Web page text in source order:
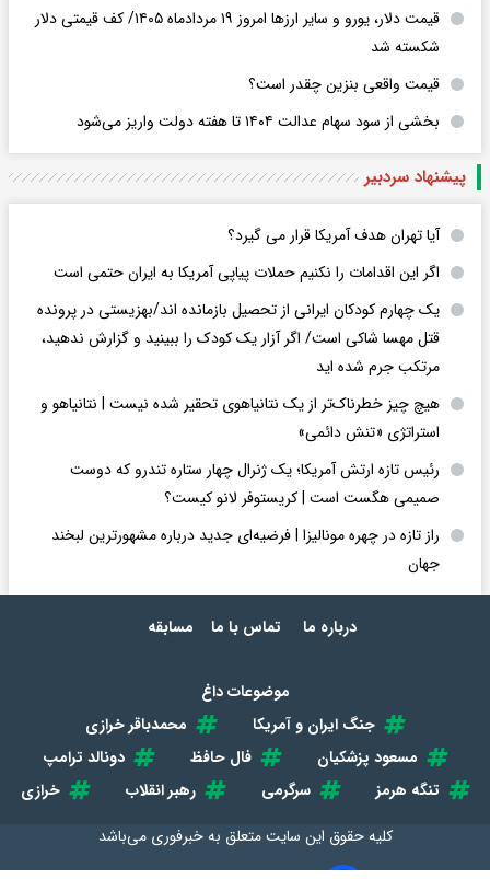
قیمت دلار، یورو و سایر ارزها امروز ۱۹ مردادماه ۱۴۰۵/ کف قیمتی دلار
شکسته شد
قیمت واقعی بنزین چقدر است؟
بخشی از سود سهام عدالت ۱۴۰۴ تا هفته دولت واریز می‌شود
پیشنهاد سردبیر
آیا تهران هدف آمریکا قرار می گیرد؟
اگر این اقدامات را نکنیم حملات پیاپی آمریکا به ایران حتمی است
یک چهارم کودکان ایرانی از تحصیل بازمانده اند/بهزیستی در پرونده
قتل مهسا شاکی است/ اگر آزار یک کودک را ببینید و گزارش ندهید،
مرتکب جرم شده اید
هیچ چیز خطرناک‌تر از یک نتانیاهوی تحقیر شده نیست | نتانیاهو و
استراتژی «تنش دائمی»
رئیس تازه ارتش آمریکا؛ یک ژنرال چهار ستاره تندرو که دوست
صمیمی هگست است | کریستوفر لانو کیست؟
راز تازه در چهره مونالیزا | فرضیه‌ای جدید درباره مشهورترین لبخند
جهان
درباره ما تماس با ما مسابقه
موضوعات داغ
جنگ ایران و آمریکا
محمدباقر خرازی
مسعود پزشکیان
فال حافظ
دونالد ترامپ
تنگه هرمز
سرگرمی رهبر انقلاب
خرازی
کلیه حقوق این سایت متعلق بهخبرفوری می‌باشد